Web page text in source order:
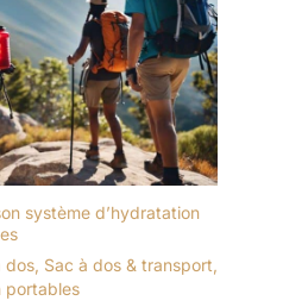
système d’hydratation
dos, Sac à dos & transport,
portables